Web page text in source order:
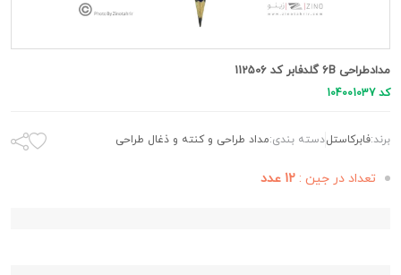
مدادطراحی 6B گلدفابر کد 112506
کد 104001037
برند:فابرکاستلدسته بندی:مداد طراحی و کنته و ذغال طراحی
تعداد در جین : 12 عدد